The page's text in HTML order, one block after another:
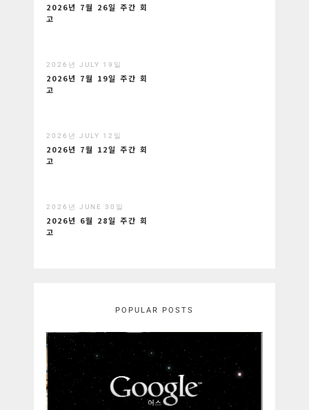
2026년 7월 26일 주간 회
고
2026년 JULY 19일
2026년 7월 19일 주간 회
고
2026년 JULY 12일
2026년 7월 12일 주간 회
고
2026년 JUNE 30일
2026년 6월 28일 주간 회
고
POPULAR POSTS